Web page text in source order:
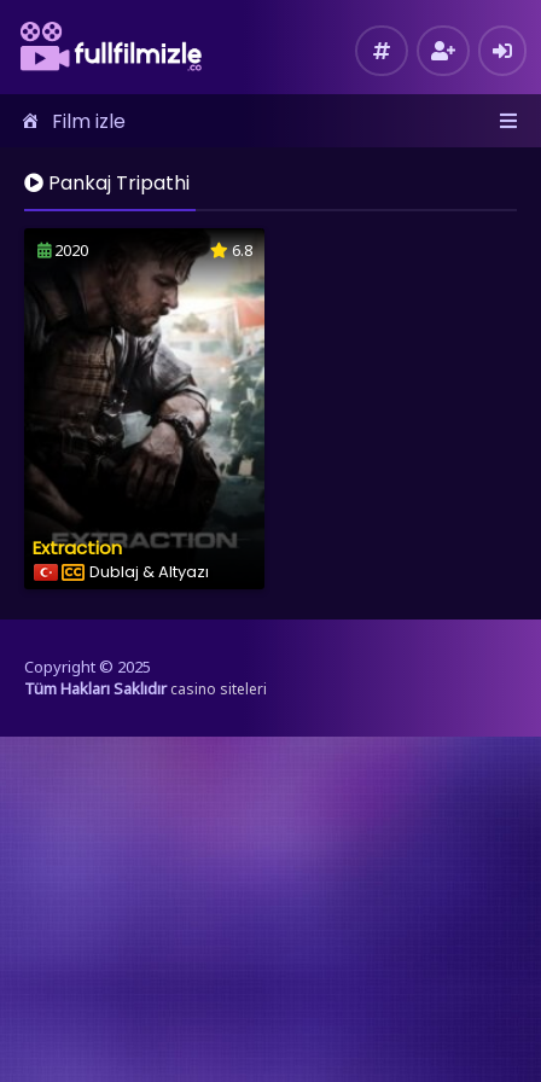
Film izle
Pankaj Tripathi
2020 6.8
Extraction
Dublaj & Altyazı
Copyright © 2025
Tüm Hakları Saklıdır casino siteleri